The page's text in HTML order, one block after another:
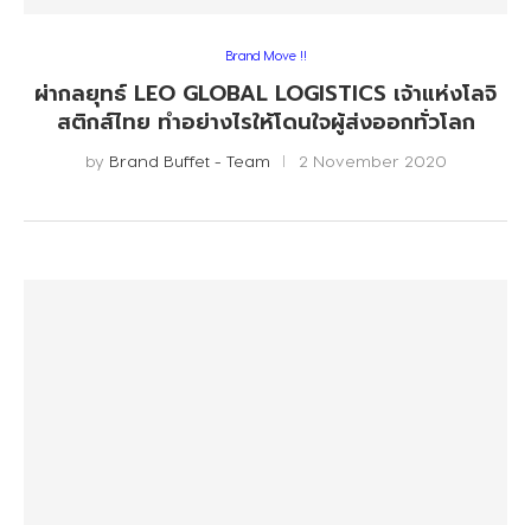
Brand Move !!
ผ่ากลยุทธ์ LEO GLOBAL LOGISTICS เจ้าแห่งโลจิ
สติกส์ไทย ทำอย่างไรให้โดนใจผู้ส่งออกทั่วโลก
by Brand Buffet - Team 2 November 2020